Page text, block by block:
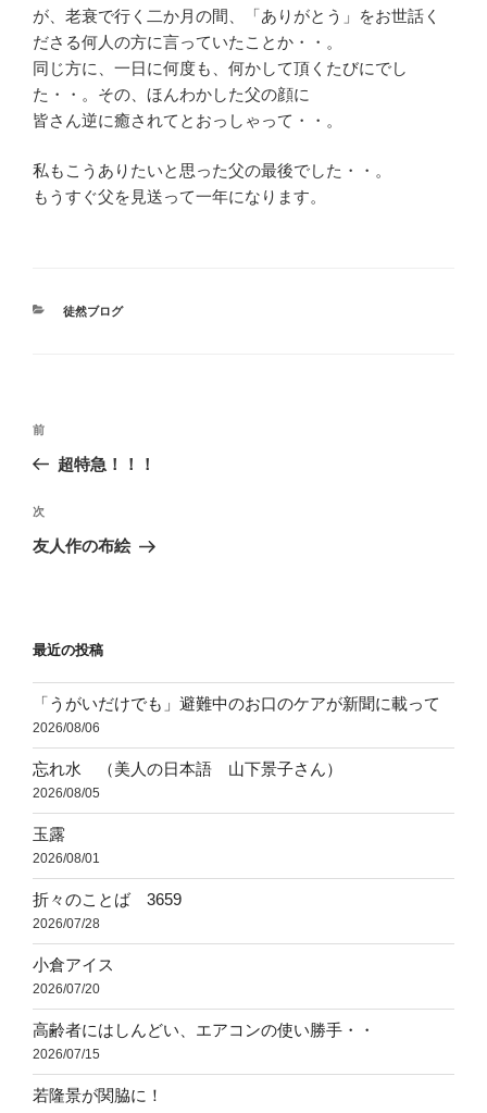
が、老衰で行く二か月の間、「ありがとう」をお世話く
ださる何人の方に言っていたことか・・。
同じ方に、一日に何度も、何かして頂くたびにでし
た・・。その、ほんわかした父の顔に
皆さん逆に癒されてとおっしゃって・・。
私もこうありたいと思った父の最後でした・・。
もうすぐ父を見送って一年になります。
カ
徒然ブログ
投
ビ
ゲ
ン
前
の
稿
前
超特急！！！
次
の
次
友人作の布絵
最近の投稿
「うがいだけでも」避難中のお口のケアが新聞に載って
2026/08/06
忘れ水 （美人の日本語 山下景子さん）
2026/08/05
玉露
2026/08/01
折々のことば 3659
2026/07/28
小倉アイス
2026/07/20
高齢者にはしんどい、エアコンの使い勝手・・
2026/07/15
若隆景が関脇に！